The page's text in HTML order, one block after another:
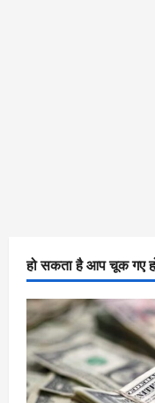
हो सकता है आप चूक गए